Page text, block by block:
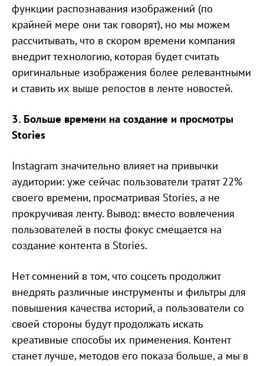
функции распознавания изображений (по
крайней мере они так говорят), но мы можем
рассчитывать, что в скором времени компания
внедрит технологию, которая будет считать
оригинальные изображения более релевантными
и ставить их выше репостов в ленте новостей.
3. Больше времени на создание и просмотры
Stories
Instagram значительно влияет на привычки
аудитории: уже сейчас пользователи тратят 22%
своего времени, просматривая Stories, а не
прокручивая ленту. Вывод: вместо вовлечения
пользователей в посты фокус смещается на
создание контента в Stories.
Нет сомнений в том, что соцсеть продолжит
внедрять различные инструменты и фильтры для
повышения качества историй, а пользователи со
своей стороны будут продолжать искать
креативные способы их применения. Контент
станет лучше, методов его показа больше, а мы в